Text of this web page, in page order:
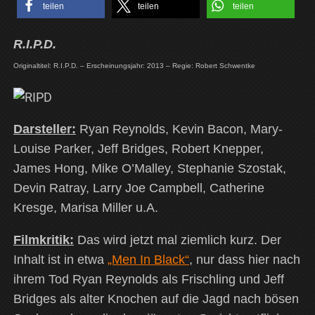
teilen teilen teilen
R.I.P.D.
Originaltitel: R.I.P.D. – Erscheinungsjahr: 2013 – Regie: Robert Schwentke
Darsteller: Ryan Reynolds, Kevin Bacon, Mary-
Louise Parker, Jeff Bridges, Robert Knepper,
James Hong, Mike O’Malley, Stephanie Szostak,
Devin Ratray, Larry Joe Campbell, Catherine
Kresge, Marisa Miller u.A.
Filmkritik: Das wird jetzt mal ziemlich kurz. Der
Inhalt ist in etwa „Men In Black“, nur dass hier nach
ihrem Tod Ryan Reynolds als Frischling und Jeff
Bridges als alter Knochen auf die Jagd nach bösen